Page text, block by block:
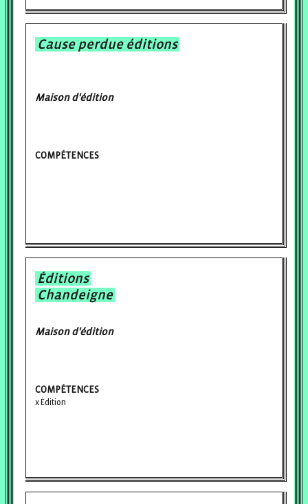
Cause perdue éditions
Maison d'édition
COMPÉTENCES
Éditions
Chandeigne
Maison d'édition
COMPÉTENCES
Édition